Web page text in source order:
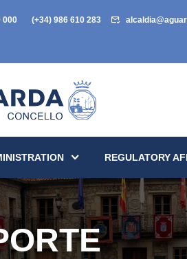
000 (+34) 986 610 283
REGULATORY